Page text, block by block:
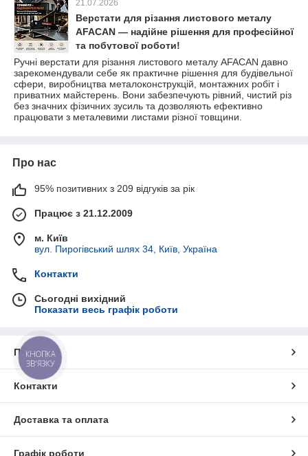
21.07.2026
Верстати для різання листового металу
AFACAN — надійне рішення для професійної
та побутової роботи!
Ручні верстати для різання листового металу AFACAN давно
зарекомендували себе як практичне рішення для будівельної
сфери, виробництва металоконструкцій, монтажних робіт і
приватних майстерень. Вони забезпечують рівний, чистий різ
без значних фізичних зусиль та дозволяють ефективно
працювати з металевими листами різної товщини.
Про нас
95% позитивних з 209 відгуків за рік
Працює з 21.12.2009
м. Київ
вул. Пирогівський шлях 34, Київ, Україна
Контакти
Сьогодні вихідний
Показати весь графік роботи
Про нас
Контакти
Доставка та оплата
Графік роботи
КНОПКА
ЗВ'ЯЗКУ